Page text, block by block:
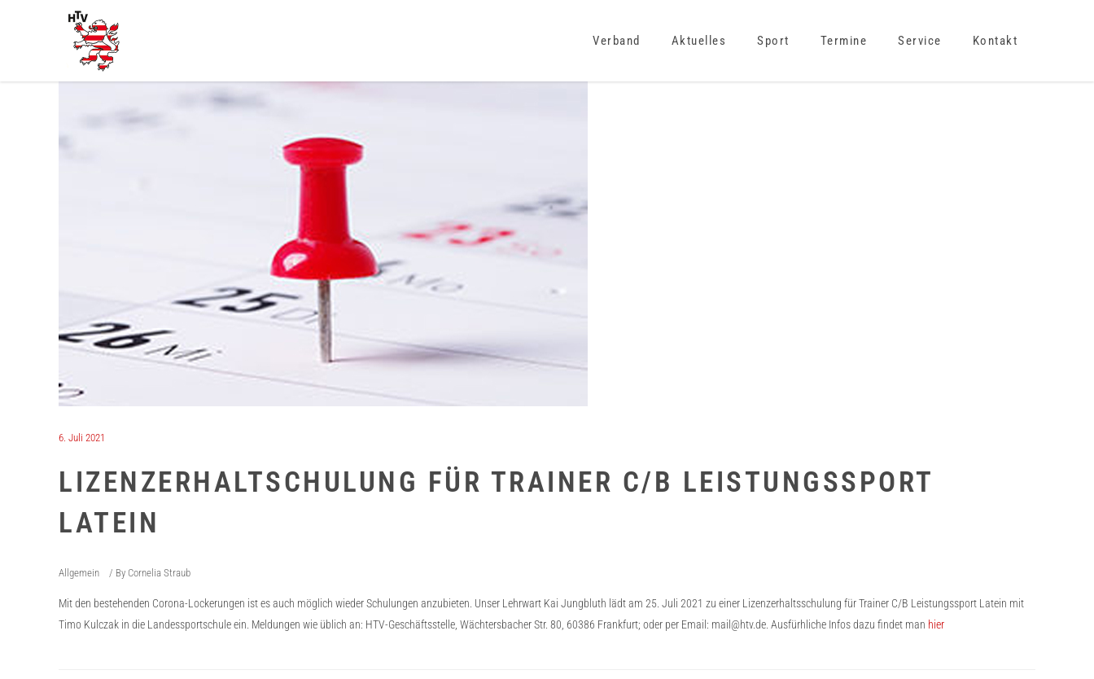
Verband Aktuelles Sport Termine Service Kontakt
6. Juli 2021
LIZENZERHALTSCHULUNG FÜR TRAINER C/B LEISTUNGSSPORT
LATEIN
Allgemein By Cornelia Straub
Mit den bestehenden Corona-Lockerungen ist es auch möglich wieder Schulungen anzubieten. Unser Lehrwart Kai Jungbluth lädt am 25. Juli 2021 zu einer Lizenzerhaltsschulung für Trainer C/B Leistungssport Latein mit
Timo Kulczak in die Landessportschule ein. Meldungen wie üblich an: HTV-Geschäftsstelle, Wächtersbacher Str. 80, 60386 Frankfurt; oder per Email: mail@htv.de. Ausfürhliche Infos dazu findet man hier